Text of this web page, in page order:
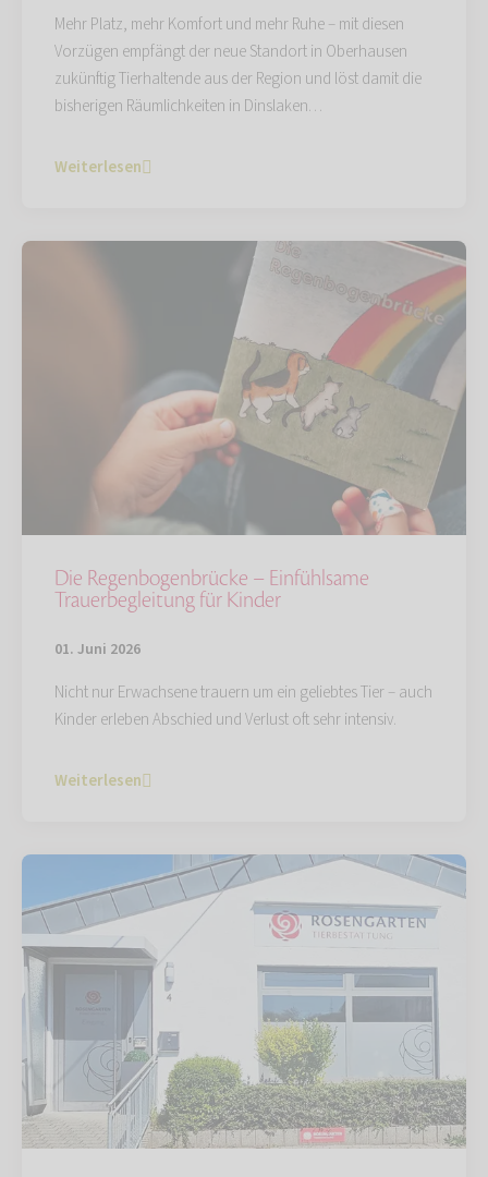
Mehr Platz, mehr Komfort und mehr Ruhe – mit diesen
Vorzügen empfängt der neue Standort in Oberhausen
zukünftig Tierhaltende aus der Region und löst damit die
bisherigen Räumlichkeiten in Dinslaken…
Weiterlesen
Die Regenbogenbrücke – Einfühlsame
Trauerbegleitung für Kinder
01. Juni 2026
Nicht nur Erwachsene trauern um ein geliebtes Tier – auch
Kinder erleben Abschied und Verlust oft sehr intensiv.
Weiterlesen